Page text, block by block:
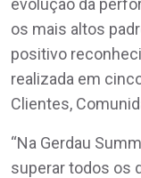
os mais altos
positivo
realizada em
Clientes,
“Na Gerdau
superar todos os